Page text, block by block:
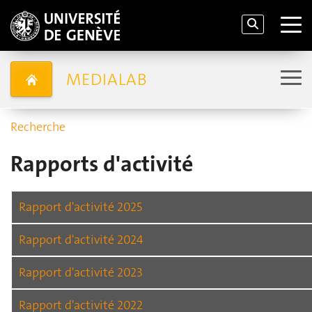
MEDIALAB
Recherche
Rapports d'activité
Rapport d'activité 2025
Rapport d'activité 2024
Rapport d'activité 2023
Rapport d'activité 2022